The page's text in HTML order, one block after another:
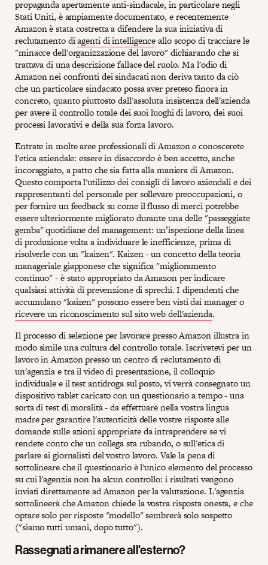
propaganda apertamente anti-sindacale, in particolare negli
Stati Uniti, è ampiamente documentato, e recentemente
Amazon è stata costretta a difendere la sua iniziativa di
reclutamento diagenti di intelligenceallo scopo di tracciare le
"minacce dell'organizzazione del lavoro" dichiarando che si
trattava di una descrizione fallace del ruolo. Ma l'odio di
Amazon nei confronti dei sindacati non deriva tanto da ciò
che un particolare sindacato possa aver preteso finora in
concreto, quanto piuttosto dall'assoluta insistenza dell'azienda
per avere il controllo totale dei suoi luoghi di lavoro, dei suoi
processi lavorativi e della sua forza lavoro.
Entrate in molte aree professionali di Amazon e conoscerete
l'etica aziendale: essere in disaccordo è ben accetto, anche
incoraggiato, a patto che sia fatta alla maniera di Amazon.
Questo comporta l'utilizzo dei consigli di lavoro aziendali e dei
rappresentanti del personale per sollevare preoccupazioni, o
per fornire un feedback su come il flusso di merci potrebbe
essere ulteriormente migliorato durante una delle "passeggiate
gemba" quotidiane del management: un’ispezione della linea
di produzione volta a individuare le inefficienze, prima di
risolverle con un "kaizen". Kaizen - un concetto della teoria
manageriale giapponese che significa "miglioramento
continuo" - è stato appropriato da Amazon per indicare
qualsiasi attività di prevenzione di sprechi. I dipendenti che
accumulano "kaizen" possono essere ben visti dai manager o
ricevere un riconoscimento sul sito web dell'azienda.
Il processo di selezione per lavorare presso Amazon illustra in
modo simile una cultura del controllo totale. Iscrivetevi per un
lavoro in Amazon presso un centro di reclutamento di
un'agenzia e tra il video di presentazione, il colloquio
individuale e il test antidroga sul posto, vi verrà consegnato un
dispositivo tablet caricato con un questionario a tempo - una
sorta di test di moralità - da effettuare nella vostra lingua
madre per garantire l'autenticità delle vostre risposte alle
domande sulle azioni appropriate da intraprendere se vi
rendete conto che un collega sta rubando, o sull'etica di
parlare ai giornalisti del vostro lavoro. Vale la pena di
sottolineare che il questionario è l'unico elemento del processo
su cui l'agenzia non ha alcun controllo: i risultati vengono
inviati direttamente ad Amazon per la valutazione. L'agenzia
sottolineerà che Amazon chiede la vostra risposta onesta, e che
optare solo per risposte "modello" sembrerà solo sospetto
("siamo tutti umani, dopo tutto").
Rassegnati a rimanere all'esterno?